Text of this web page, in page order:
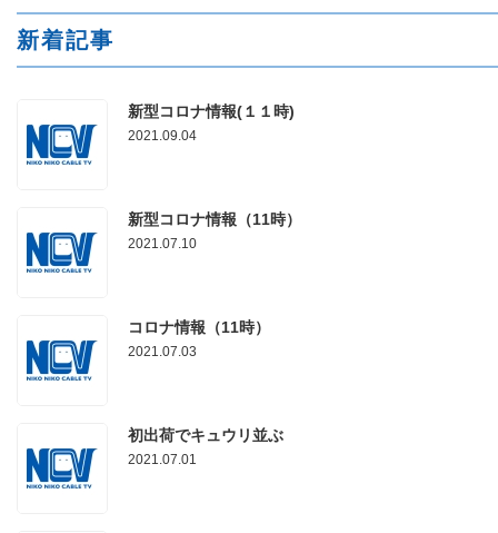
新着記事
新型コロナ情報(１１時)
2021.09.04
新型コロナ情報（11時）
2021.07.10
コロナ情報（11時）
2021.07.03
初出荷でキュウリ並ぶ
2021.07.01